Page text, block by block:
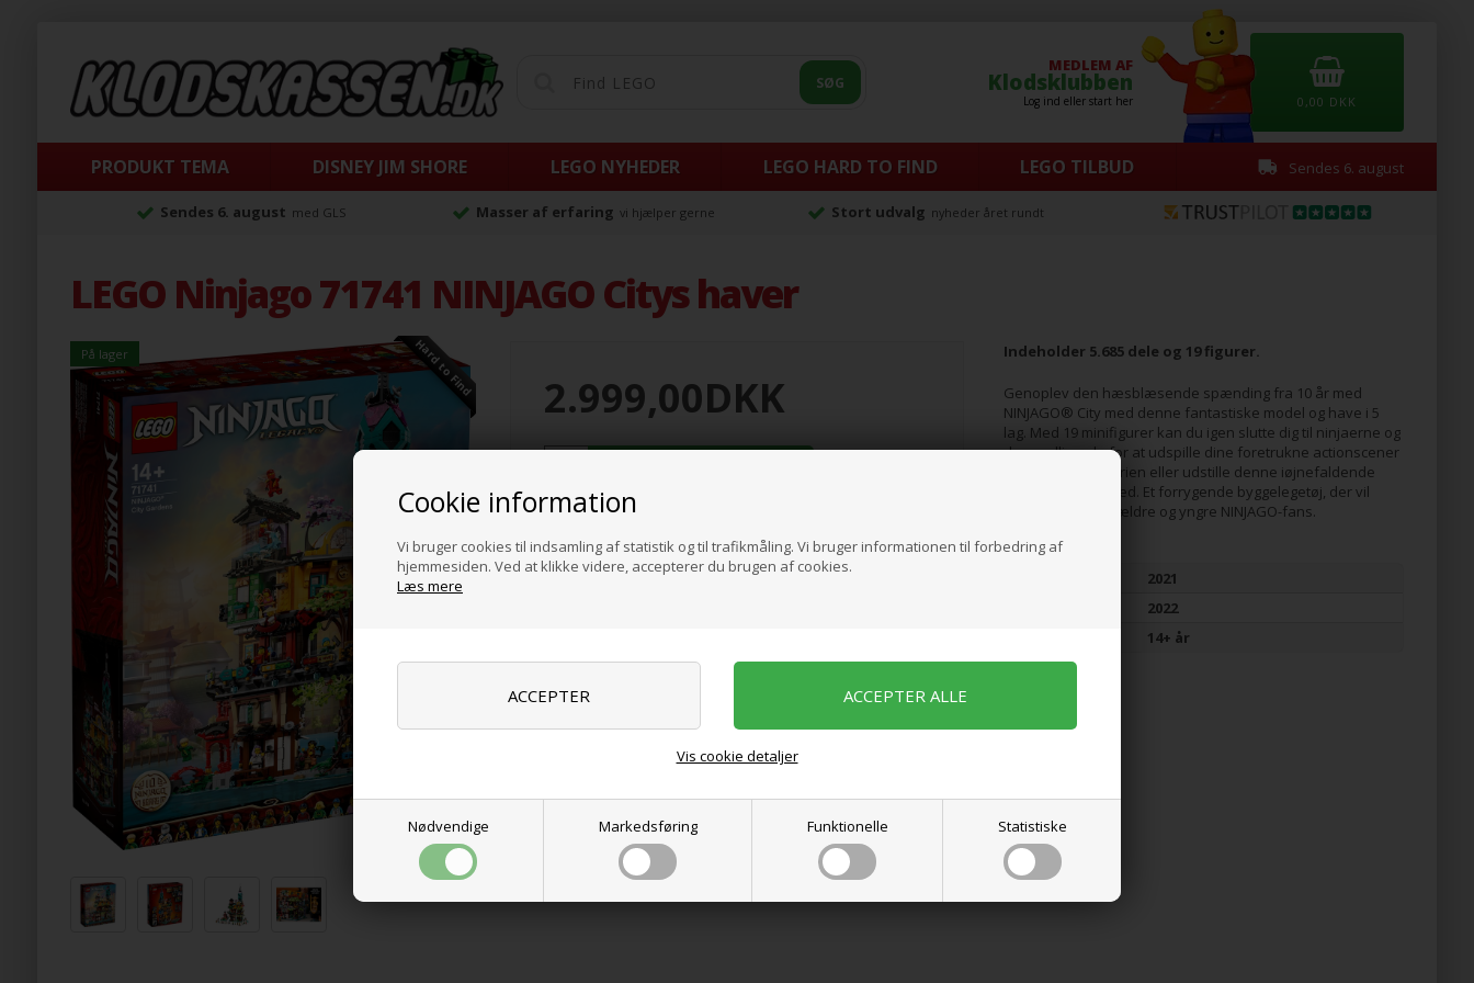
Cookie information
Vi bruger cookies til indsamling af statistik og til trafikmåling. Vi bruger informationen til forbedring af
hjemmesiden. Ved at klikke videre, accepterer du brugen af cookies.
Læs mere
Nødvendige Markedsføring Funktionelle Statistiske
Vis cookie detaljer
MEDLEM AF
Klodsklubben
Log ind eller start her 0,00 DKK
PRODUKT TEMA DISNEY JIM SHORE LEGO NYHEDER LEGO HARD TO FIND LEGO TILBUD Sendes 6. august
Sendes 6. august med GLS Masser af erfaring vi hjælper gerne Stort udvalg nyheder året rundt
LEGO Ninjago 71741 NINJAGO Citys haver
På lager Hard to Find 2.999,00DKK
Indeholder 5.685 dele og 19 figurer.
Genoplev den hæsblæsende spænding fra 10 år med
NINJAGO® City med denne fantastiske model og have i 5
lag. Med 19 minifigurer kan du igen slutte dig til ninjaerne og
deres allierede for at udspille dine foretrukne actionscener
fra NINJAGO tv-serien eller udstille denne iøjnefaldende
model med stolthed. Et forrygende byggelegetøj, der vil
tryllebinde både ældre og yngre NINJAGO-fans.
2021
2022
14+ år